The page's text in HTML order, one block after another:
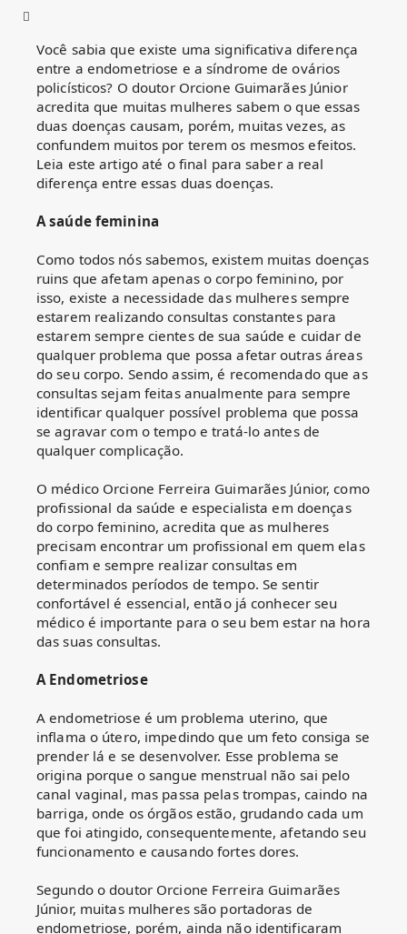
Você sabia que existe uma significativa diferença
entre a endometriose e a síndrome de ovários
policísticos? O doutor Orcione Guimarães Júnior
acredita que muitas mulheres sabem o que essas
duas doenças causam, porém, muitas vezes, as
confundem muitos por terem os mesmos efeitos.
Leia este artigo até o final para saber a real
diferença entre essas duas doenças.
A saúde feminina
Como todos nós sabemos, existem muitas doenças
ruins que afetam apenas o corpo feminino, por
isso, existe a necessidade das mulheres sempre
estarem realizando consultas constantes para
estarem sempre cientes de sua saúde e cuidar de
qualquer problema que possa afetar outras áreas
do seu corpo. Sendo assim, é recomendado que as
consultas sejam feitas anualmente para sempre
identificar qualquer possível problema que possa
se agravar com o tempo e tratá-lo antes de
qualquer complicação.
O médico Orcione Ferreira Guimarães Júnior, como
profissional da saúde e especialista em doenças
do corpo feminino, acredita que as mulheres
precisam encontrar um profissional em quem elas
confiam e sempre realizar consultas em
determinados períodos de tempo. Se sentir
confortável é essencial, então já conhecer seu
médico é importante para o seu bem estar na hora
das suas consultas.
A Endometriose
A endometriose é um problema uterino, que
inflama o útero, impedindo que um feto consiga se
prender lá e se desenvolver. Esse problema se
origina porque o sangue menstrual não sai pelo
canal vaginal, mas passa pelas trompas, caindo na
barriga, onde os órgãos estão, grudando cada um
que foi atingido, consequentemente, afetando seu
funcionamento e causando fortes dores.
Segundo o doutor Orcione Ferreira Guimarães
Júnior, muitas mulheres são portadoras de
endometriose, porém, ainda não identificaram